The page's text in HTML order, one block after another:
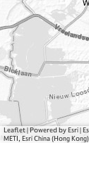
s
h
a
w
h
a
w
Leaflet|Powered by Esri |
METI, Esri China (Hong